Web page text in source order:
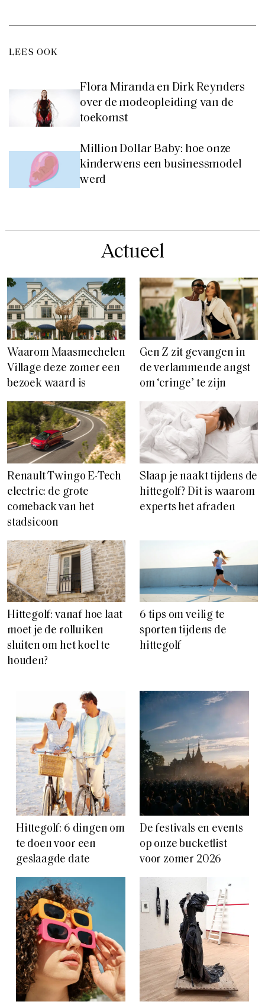
LEES OOK
Flora Miranda en Dirk Reynders
over de modeopleiding van de
toekomst
Million Dollar Baby: hoe onze
kinderwens een businessmodel
werd
Actueel
Waarom Maasmechelen
Village deze zomer een
bezoek waard is
Gen Z zit gevangen in
de verlammende angst
om ‘cringe’ te zijn
Renault Twingo E-Tech
electric: de grote
comeback van het
stadsicoon
Slaap je naakt tijdens de
hittegolf? Dit is waarom
experts het afraden
Hittegolf: vanaf hoe laat
moet je de rolluiken
sluiten om het koel te
houden?
6 tips om veilig te
sporten tijdens de
hittegolf
Hittegolf: 6 dingen om
te doen voor een
geslaagde date
De festivals en events
op onze bucketlist
voor zomer 2026